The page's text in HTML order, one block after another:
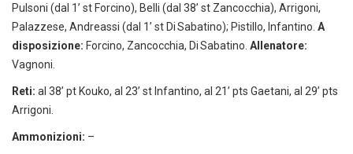
Pulsoni (dal 1’ st Forcino), Belli (dal 38’ st Zancocchia), Arrigoni,
Palazzese, Andreassi (dal 1’ st Di Sabatino); Pistillo, Infantino. A
disposizione: Forcino, Zancocchia, Di Sabatino. Allenatore:
Vagnoni.
Reti: al 38’ pt Kouko, al 23’ st Infantino, al 21’ pts Gaetani, al 29’ pts
Arrigoni.
Ammonizioni: –